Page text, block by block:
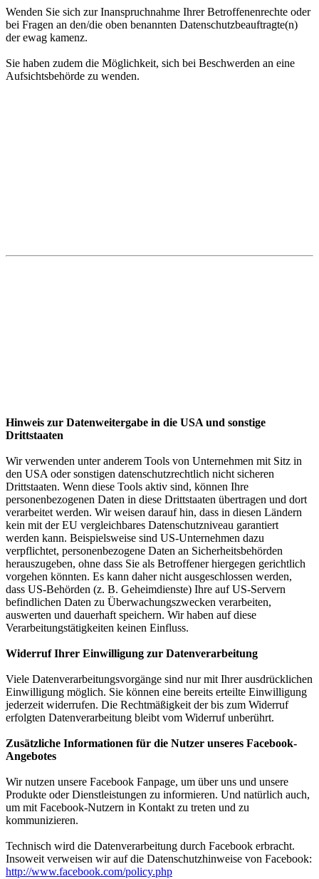
Wenden Sie sich zur Inanspruchnahme Ihrer Betroffenenrechte oder
bei Fragen an den/die oben benannten Datenschutzbeauftragte(n)
der ewag kamenz.
Sie haben zudem die Möglichkeit, sich bei Beschwerden an eine
Aufsichtsbehörde zu wenden.
Hinweis zur Datenweitergabe in die USA und sonstige
Drittstaaten
Wir verwenden unter anderem Tools von Unternehmen mit Sitz in
den USA oder sonstigen datenschutzrechtlich nicht sicheren
Drittstaaten. Wenn diese Tools aktiv sind, können Ihre
personenbezogenen Daten in diese Drittstaaten übertragen und dort
verarbeitet werden. Wir weisen darauf hin, dass in diesen Ländern
kein mit der EU vergleichbares Datenschutzniveau garantiert
werden kann. Beispielsweise sind US-Unternehmen dazu
verpflichtet, personenbezogene Daten an Sicherheitsbehörden
herauszugeben, ohne dass Sie als Betroffener hiergegen gerichtlich
vorgehen könnten. Es kann daher nicht ausgeschlossen werden,
dass US-Behörden (z. B. Geheimdienste) Ihre auf US-Servern
befindlichen Daten zu Überwachungszwecken verarbeiten,
auswerten und dauerhaft speichern. Wir haben auf diese
Verarbeitungstätigkeiten keinen Einfluss.
Widerruf Ihrer Einwilligung zur Datenverarbeitung
Viele Datenverarbeitungsvorgänge sind nur mit Ihrer ausdrücklichen
Einwilligung möglich. Sie können eine bereits erteilte Einwilligung
jederzeit widerrufen. Die Rechtmäßigkeit der bis zum Widerruf
erfolgten Datenverarbeitung bleibt vom Widerruf unberührt.
Zusätzliche Informationen für die Nutzer unseres Facebook-
Angebotes
Wir nutzen unsere Facebook Fanpage, um über uns und unsere
Produkte oder Dienstleistungen zu informieren. Und natürlich auch,
um mit Facebook-Nutzern in Kontakt zu treten und zu
kommunizieren.
Technisch wird die Datenverarbeitung durch Facebook erbracht.
Insoweit verweisen wir auf die Datenschutzhinweise von Facebook:
http://www.facebook.com/policy.php